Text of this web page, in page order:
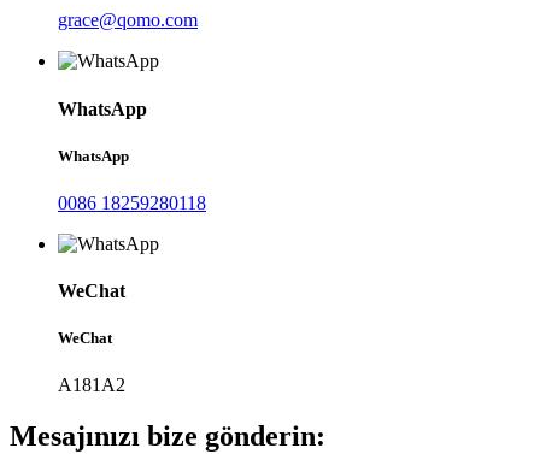
grace@qomo.com
WhatsApp
WhatsApp
0086 18259280118
WeChat
WeChat
A181A2
Mesajınızı bize gönderin: